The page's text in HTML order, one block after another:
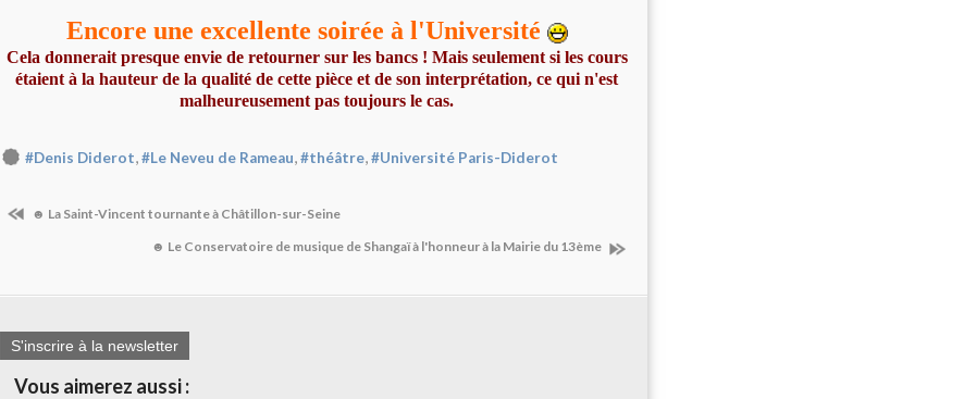
Encore une excellente soirée à l'Université
Cela donnerait presque envie de retourner sur les bancs ! Mais seulement si les cours
étaient à la hauteur de la qualité de cette pièce et de son interprétation, ce qui n'est
malheureusement pas toujours le cas.
#Denis Diderot,#Le Neveu de Rameau,#théâtre,#Université Paris-Diderot
☻ La Saint-Vincent tournante à Châtillon-sur-Seine
☻ Le Conservatoire de musique de Shangaï à l'honneur à la Mairie du 13ème
S'inscrire à la newsletter
Vous aimerez aussi :